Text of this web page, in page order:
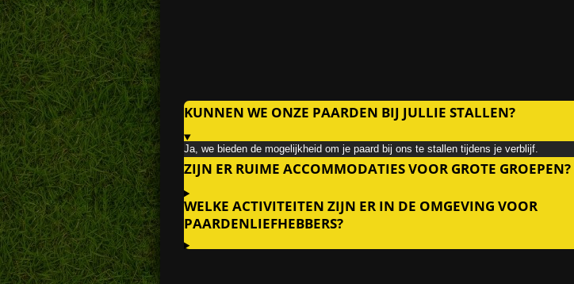
KUNNEN WE ONZE PAARDEN BIJ JULLIE STALLEN?
Ja, we bieden de mogelijkheid om je paard bij ons te stallen tijdens je verblijf.
ZIJN ER RUIME ACCOMMODATIES VOOR GROTE GROEPEN?
WELKE ACTIVITEITEN ZIJN ER IN DE OMGEVING VOOR
PAARDENLIEFHEBBERS?